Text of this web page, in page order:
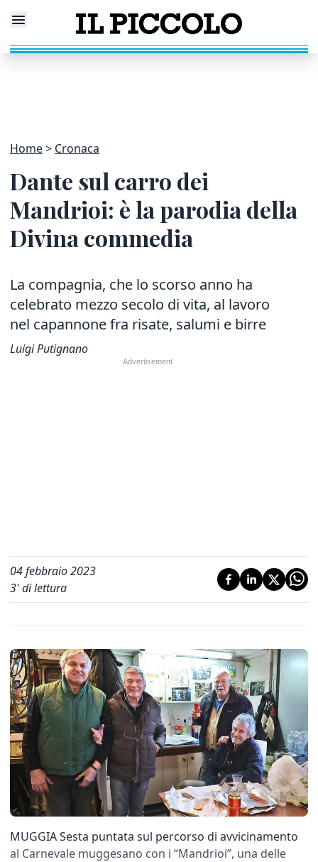
Home Cronaca
Dante sul carro dei
Mandrioi: è la parodia della
Divina commedia
La compagnia, che lo scorso anno ha
celebrato mezzo secolo di vita, al lavoro
nel capannone fra risate, salumi e birre
Luigi Putignano
04 febbraio 2023
3' di lettura
MUGGIA Sesta puntata sul percorso di avvicinamento
al Carnevale muggesano con i “Mandrioi”, una delle